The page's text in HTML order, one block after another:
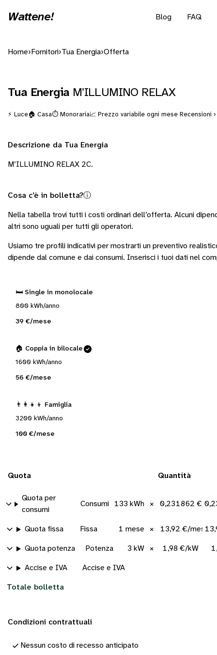
Wattene! Blog FAQ
Home› Fornitori›Tua Energia›Offerta
Tua Energia M’ILLUMINO RELAX
⚡ Luce🏠 Casa⏱️ Monoraria📈 Prezzo variabile ogni mese Recensioni ›
Descrizione da Tua Energia
M’ILLUMINO RELAX 2C.
Cosa c’è in bolletta?ⓘ
Nella tabella trovi tutti i costi ordinari dell’offerta. Alcuni
altri sono uguali per tutti gli operatori.
Usiamo tre profili indicativi per mostrarti un preventivo
dipende dal comune e dai consumi. Inserisci i tuoi dati nel
🛏️ Single in monolocale
800 kWh/anno
39 €/mese
🏠 Coppia in bilocale
1600 kWh/anno
56 €/mese
👨‍👩‍👧‍👦 Famiglia
3200 kWh/anno
100 €/mese
Quota Quantità
Quota per
consumi
Consumi 133 kWh × 0,231862 €/
Quota fissa Fissa 1 mese × 13,92 €/mese
Quota potenza Potenza 3 kW × 1,98 €/kW
Accise e IVA Accise e IVA
Totale bolletta
Condizioni contrattuali
Nessun costo di recesso anticipato